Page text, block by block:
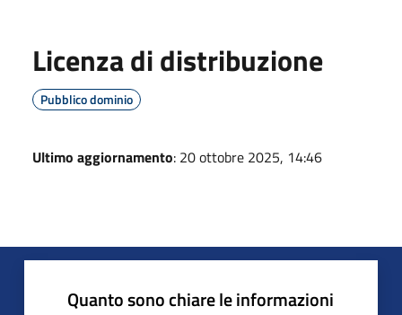
Licenza di distribuzione
Pubblico dominio
Ultimo aggiornamento: 20 ottobre 2025, 14:46
Quanto sono chiare le informazioni